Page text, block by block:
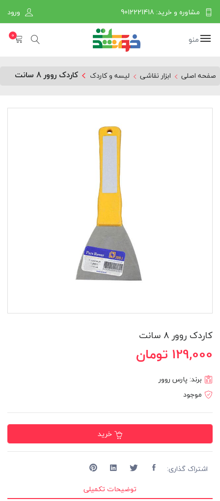
مشاوره و خرید: 9012221418 ورود
منو 0
صفحه اصلی ابزار نقاشی لیسه و کاردک کاردک روور 8 سانت
کاردک روور 8 سانت
129,000 تومان
برند: پارس روور
موجود
خرید
اشتراک گذاری:
توضیحات تکمیلی